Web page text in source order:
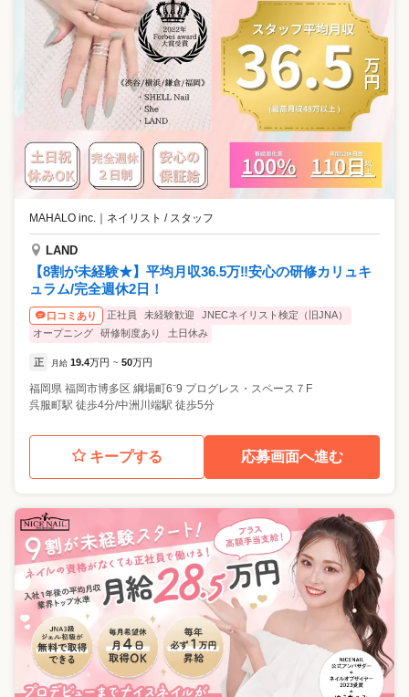
MAHALO inc. ネイリスト / スタッフ
LAND
【8割が未経験★】平均月収36.5万‼安心の研修カリュキ
ュラム/完全週休2日！
口コミあり 正社員 未経験歓迎
JNECネイリスト検定（旧JNA）
オープニング
研修制度あり 土日休み
正 月給 19.4万円 ~ 50万円
福岡県 福岡市博多区 綱場町6⁻9 プログレス・スペース７F
呉服町駅 徒歩4分/中洲川端駅 徒歩5分
キープする 応募画面へ進む